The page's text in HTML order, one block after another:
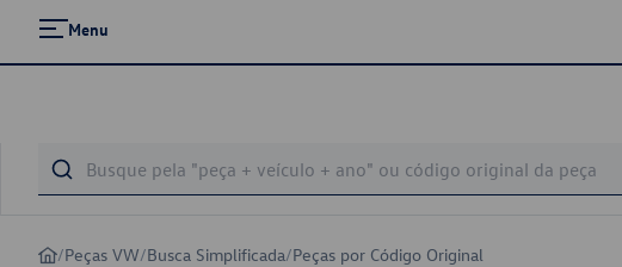
Menu
/Peças VW/Busca Simplificada/Peças por Código Original